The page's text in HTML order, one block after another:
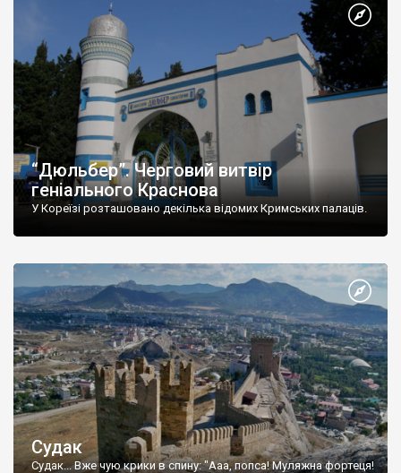
“Дюльбер”. Черговий витвір
геніального Краснова
У Кореїзі розташовано декілька відомих Кримських палаців.
Судак
Судак... Вже чую крики в спину: "Ааа, попса! Муляжна фортеця!